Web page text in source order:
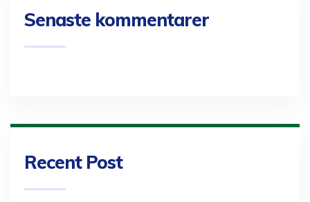
Senaste kommentarer
Recent Post